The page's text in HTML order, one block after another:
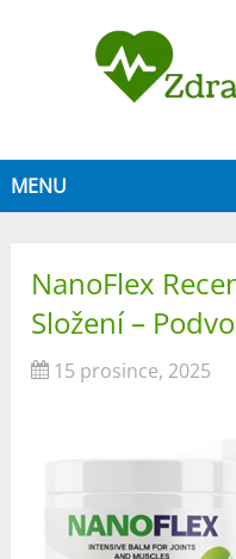
MENU
NanoFlex
Složení –
15 prosince, 2025